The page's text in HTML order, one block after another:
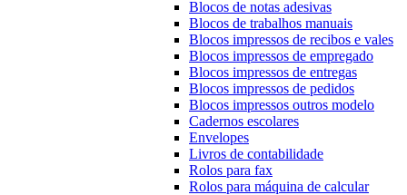
Blocos de notas adesivas
Blocos de trabalhos manuais
Blocos impressos de recibos e vales
Blocos impressos de empregado
Blocos impressos de entregas
Blocos impressos de pedidos
Blocos impressos outros modelo
Cadernos escolares
Envelopes
Livros de contabilidade
Rolos para fax
Rolos para máquina de calcular